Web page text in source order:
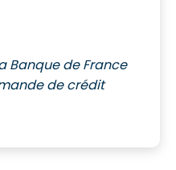
Banque de France
de crédit